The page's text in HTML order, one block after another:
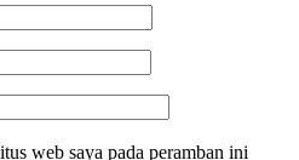
web saya pada peramban ini